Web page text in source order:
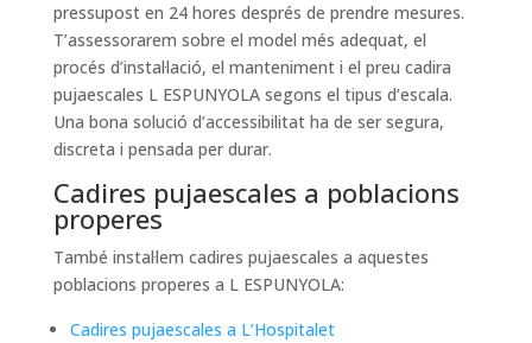
pressupost en 24 hores després de prendre mesures.
T’assessorarem sobre el model més adequat, el
procés d’instal·lació, el manteniment i el preu cadira
pujaescales L ESPUNYOLA segons el tipus d’escala.
Una bona solució d’accessibilitat ha de ser segura,
discreta i pensada per durar.
Cadires pujaescales a poblacions
properes
També instal·lem cadires pujaescales a aquestes
poblacions properes a L ESPUNYOLA:
Cadires pujaescales a L’Hospitalet